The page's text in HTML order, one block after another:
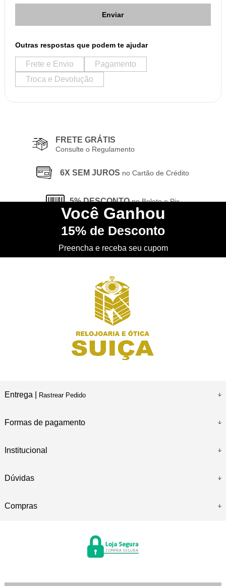
Enviar
Outras respostas que podem te ajudar
Frete e Envio
Pagamento
Troca e Devolução
FRETE GRÁTIS
Consulte o Regulamento
6X SEM JUROS no Cartão de Crédito
5% DESCONTO no Boleto e Pix
CONHEÇA nossa Loja Física
Você Ganhou
15% de Desconto
Preencha e receba seu cupom
Entrega | Rastrear Pedido
Formas de pagamento
Institucional
Dúvidas
Compras